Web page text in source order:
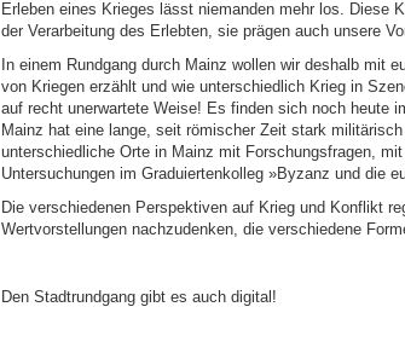
Erleben eines Krieges lässt niemanden mehr los. Diese
der Verarbeitung des Erlebten, sie prägen auch unsere
In einem Rundgang durch Mainz wollen wir deshalb mit
von Kriegen erzählt und wie unterschiedlich Krieg in
auf recht unerwartete Weise! Es finden sich noch heute
Mainz hat eine lange, seit römischer Zeit stark
unterschiedliche Orte in Mainz mit Forschungsfragen,
Untersuchungen im Graduiertenkolleg »Byzanz und die
Die verschiedenen Perspektiven auf Krieg und Konflikt
Wertvorstellungen nachzudenken, die verschiedene
Den Stadtrundgang gibt es auch digital!